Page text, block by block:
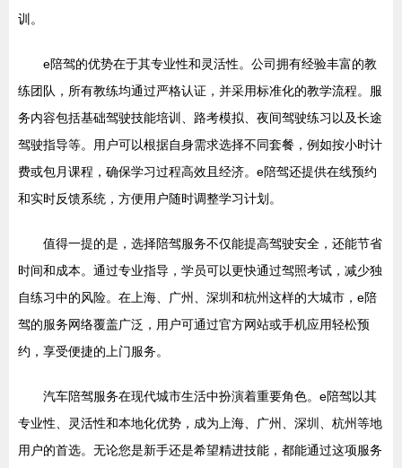
训。
e陪驾的优势在于其专业性和灵活性。公司拥有经验丰富的教
练团队，所有教练均通过严格认证，并采用标准化的教学流程。服
务内容包括基础驾驶技能培训、路考模拟、夜间驾驶练习以及长途
驾驶指导等。用户可以根据自身需求选择不同套餐，例如按小时计
费或包月课程，确保学习过程高效且经济。e陪驾还提供在线预约
和实时反馈系统，方便用户随时调整学习计划。
值得一提的是，选择陪驾服务不仅能提高驾驶安全，还能节省
时间和成本。通过专业指导，学员可以更快通过驾照考试，减少独
自练习中的风险。在上海、广州、深圳和杭州这样的大城市，e陪
驾的服务网络覆盖广泛，用户可通过官方网站或手机应用轻松预
约，享受便捷的上门服务。
汽车陪驾服务在现代城市生活中扮演着重要角色。e陪驾以其
专业性、灵活性和本地化优势，成为上海、广州、深圳、杭州等地
用户的首选。无论您是新手还是希望精进技能，都能通过这项服务